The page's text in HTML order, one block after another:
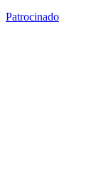
Patrocinado